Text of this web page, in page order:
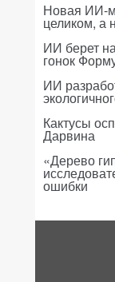
Новая ИИ-
целиком, а
ИИ берет
гонок
ИИ
Кактусы
Дарвина
«Дерево
ошибки